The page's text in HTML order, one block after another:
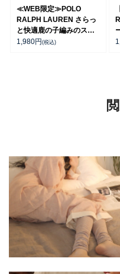
≪WEB限定≫POLO
RALPH LAUREN さらっ
と快適鹿の子編みのスニ
ーカー丈ソックス 【3足
1,980円 (税込)